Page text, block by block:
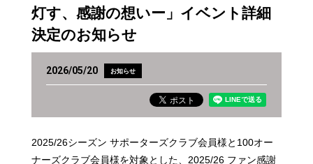
灯す、感謝の想いー」イベント詳細
決定のお知らせ
2026/05/20 お知らせ
2025/26シーズン サポーターズクラブ会員様と100オー
ナーズクラブ会員様を対象とした、2025/26 ファン感謝